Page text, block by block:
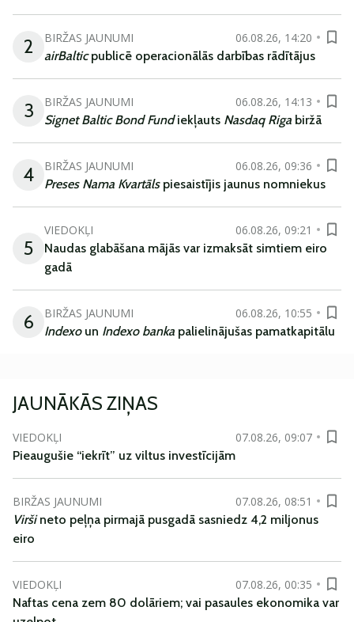
2 BIRŽAS JAUNUMI
06.08.26, 14:20
airBalticpublicē operacionālās darbības rādītājus
3 BIRŽAS JAUNUMI
06.08.26, 14:13
Signet Baltic Bond Fundiekļauts Nasdaq Riga biržā
4 BIRŽAS JAUNUMI
06.08.26, 09:36
Preses Nama Kvartāls piesaistījis jaunus nomniekus
5
VIEDOKĻI
06.08.26, 09:21
Naudas glabāšana mājās var izmaksāt simtiem eiro
gadā
6 BIRŽAS JAUNUMI
06.08.26, 10:55
Indexoun Indexo banka palielinājušas pamatkapitālu
JAUNĀKĀS ZIŅAS
VIEDOKĻI
07.08.26, 09:07
Pieaugušie “iekrīt” uz viltus investīcijām
BIRŽAS JAUNUMI
07.08.26, 08:51
Viršineto peļņa pirmajā pusgadā sasniedz 4,2 miljonus
eiro
VIEDOKĻI
07.08.26, 00:35
Naftas cena zem 80 dolāriem; vai pasaules ekonomika var